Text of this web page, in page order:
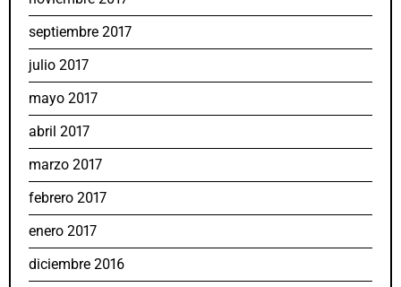
septiembre 2017
julio 2017
mayo 2017
abril 2017
marzo 2017
febrero 2017
enero 2017
diciembre 2016